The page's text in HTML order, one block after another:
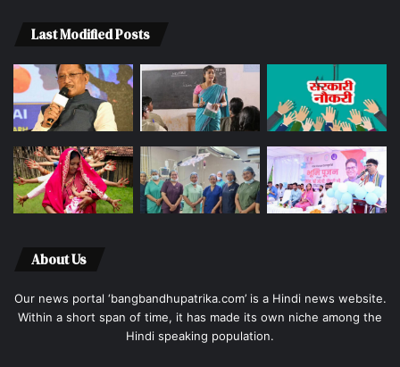
Last Modified Posts
About Us
Our news portal ‘bangbandhupatrika.com’ is a Hindi news website.
Within a short span of time, it has made its own niche among the
Hindi speaking population.